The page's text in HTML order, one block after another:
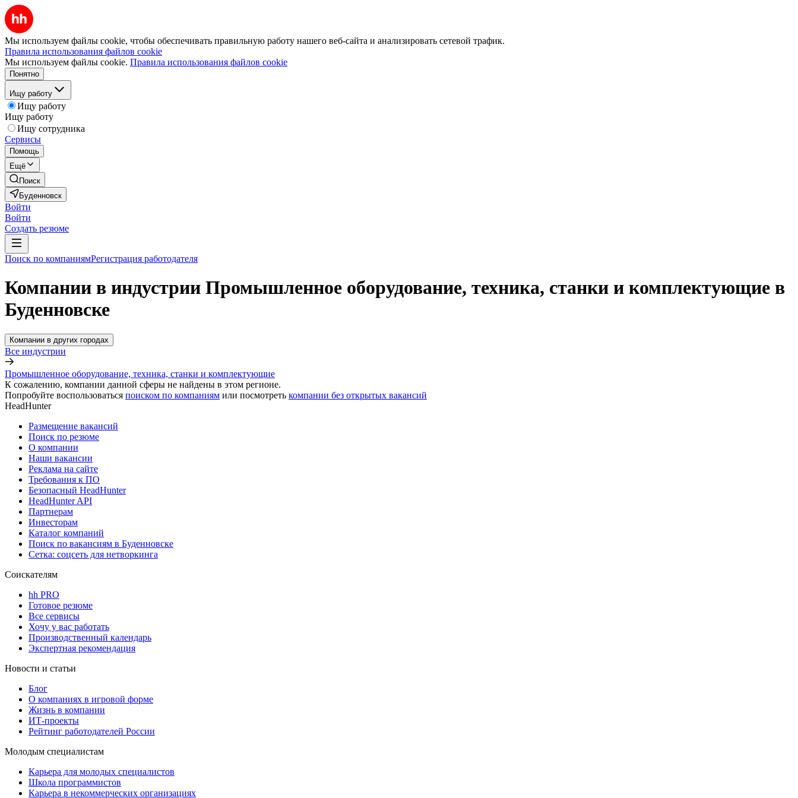
Мы используем файлы cookie, чтобы обеспечивать правильную работу нашего веб-сайта и анализировать сетевой трафик.
Правила использования файлов cookie
Мы используем файлы cookie. Правила использования файлов cookie
Понятно
Ищу работу
Ищу работу
Ищу работу
Ищу сотрудника
Сервисы
Помощь
Ещё
Поиск
Буденновск
Войти
Войти
Создать резюме
Поиск по компаниямРегистрация работодателя
Компании в индустрии Промышленное оборудование, техника, станки и комплектующие в
Буденновске
Компании в других городах
Все индустрии
Промышленное оборудование, техника, станки и комплектующие
К сожалению, компании данной сферы не найдены в этом регионе.
Попробуйте воспользоваться поиском по компаниям или посмотреть компании без открытых вакансий
HeadHunter
Размещение вакансий
Поиск по резюме
О компании
Наши вакансии
Реклама на сайте
Требования к ПО
Безопасный HeadHunter
HeadHunter API
Партнерам
Инвесторам
Каталог компаний
Поиск по вакансиям в Буденновске
Сетка: соцсеть для нетворкинга
Соискателям
hh PRO
Готовое резюме
Все сервисы
Хочу у вас работать
Производственный календарь
Экспертная рекомендация
Новости и статьи
Блог
О компаниях в игровой форме
Жизнь в компании
ИТ-проекты
Рейтинг работодателей России
Молодым специалистам
Карьера для молодых специалистов
Школа программистов
Карьера в некоммерческих организациях